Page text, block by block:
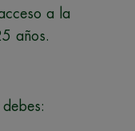
a la
años.